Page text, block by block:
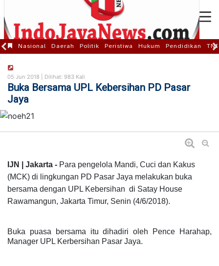
Nasional Daerah Politik Peristiwa Hukum Pendidikan
05 Jun 2018 | Dilihat: 983 Kali
Buka Bersama UPL Kebersihan PD Pasar
Jaya
IJN | Jakarta - Para pengelola Mandi, Cuci dan Kakus
(MCK) di lingkungan PD Pasar Jaya melakukan buka
bersama dengan UPL Kebersihan di Satay House
Rawamangun, Jakarta Timur, Senin (4/6/2018).
Buka puasa bersama itu dihadiri oleh Pence Harahap,
Manager UPL Kerbersihan Pasar Jaya.